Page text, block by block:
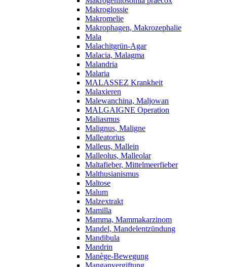
Makroglossie
Makromelie
Makrophagen, Makrozephalie
Mala
Malachitgrün-Agar
Malacia, Malagma
Malandria
Malaria
MALASSEZ Krankheit
Malaxieren
Malewanchina, Maljowan
MALGAIGNE Operation
Maliasmus
Malignus, Maligne
Malleatorius
Malleus, Mallein
Malleolus, Malleolar
Maltafieber, Mittelmeerfieber
Malthusianismus
Maltose
Malum
Malzextrakt
Mamilla
Mamma, Mammakarzinom
Mandel, Mandelentzündung
Mandibula
Mandrin
Manège-Bewegung
Manganvergiftung